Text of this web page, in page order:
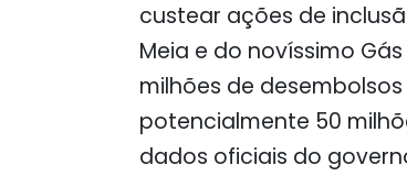
custear ações de
Meia e do novíssimo
milhões de
potencialmente 50
dados oficiais do